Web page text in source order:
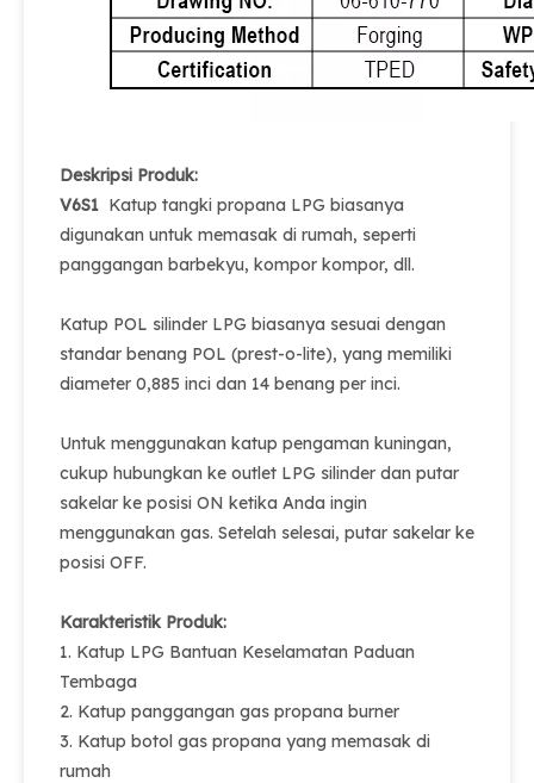
Deskripsi Produk:
V6S1 Katup tangki propana LPG biasanya
digunakan untuk memasak di rumah, seperti
panggangan barbekyu, kompor kompor, dll.
Katup POL silinder LPG biasanya sesuai dengan
standar benang POL (prest-o-lite), yang memiliki
diameter 0,885 inci dan 14 benang per inci.
Untuk menggunakan katup pengaman kuningan,
cukup hubungkan ke outlet LPG silinder dan putar
sakelar ke posisi ON ketika Anda ingin
menggunakan gas. Setelah selesai, putar sakelar ke
posisi OFF.
Karakteristik Produk:
1. Katup LPG Bantuan Keselamatan Paduan
Tembaga
2. Katup panggangan gas propana burner
3. Katup botol gas propana yang memasak di
rumah